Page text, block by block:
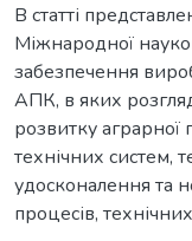
В статті
Міжнародної
забезпечення
АПК, в яких
розвитку аграрної
технічних систем,
удосконалення та
процесів,